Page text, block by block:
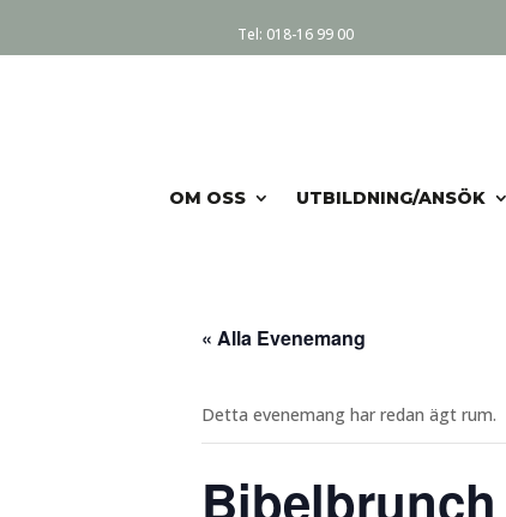
Tel: 018-16 99 00
OM OSS UTBILDNING/ANSÖK
« Alla Evenemang
Detta evenemang har redan ägt rum.